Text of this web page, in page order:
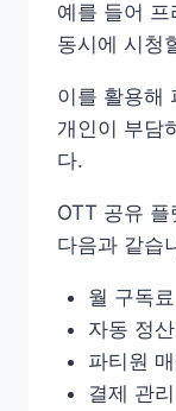
예를 들어
동시에 시청
이를 활용해
개인이 부담
다.
OTT 공유
다음과 같습
월 구독
자동 정
파티원
결제 관